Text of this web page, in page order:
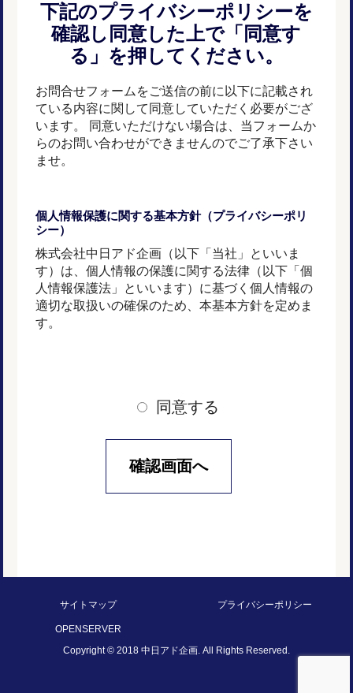
下記のプライバシーポリシーを
確認し同意した上で「同意す
る」を押してください。
お問合せフォームをご送信の前に以下に記載され
ている内容に関して同意していただく必要がござ
います。 同意いただけない場合は、当フォームか
らのお問い合わせができませんのでご了承下さい
ませ。
個人情報保護に関する基本方針（プライバシーポリ
シー）
株式会社中日アド企画（以下「当社」といいま
す）は、個人情報の保護に関する法律（以下「個
人情報保護法」といいます）に基づく個人情報の
適切な取扱いの確保のため、本基本方針を定めま
す。
当社は、個人情報保護法その他の法令及び個人情
報保護委員会のガイドラインその他のガイドライ
ンを順守し、適用対象となる個人情報について適
りにおいて利用します。
3．利用目的について
同意する
サイトマップ プライバシーポリシー
OPENSERVER
Copyright © 2018 中日アド企画. All Rights Reserved.